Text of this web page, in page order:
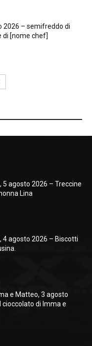
2026 – semifreddo di
di [nome chef]
5 agosto 2026 – Treccine
Lina
4 agosto 2026 – Biscotti
e Matteo, 3 agosto
cioccolato di Imma e